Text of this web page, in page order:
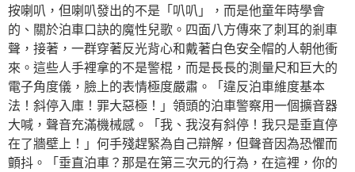
按喇叭，但喇叭發出的不是「叭叭」，而是他童年時學會
的、關於泊車口訣的魔性兒歌。四面八方傳來了刺耳的剎車
聲，接著，一群穿著反光背心和戴著白色安全帽的人朝他衝
來。這些人手裡拿的不是警棍，而是長長的測量尺和巨大的
電子角度儀，臉上的表情極度嚴肅。「違反泊車維度基本
法！斜停入庫！罪大惡極！」領頭的泊車警察用一個擴音器
大喊，聲音充滿機械感。「我、我沒有斜停！我只是垂直停
在了牆壁上！」何手殘趕緊為自己辯解，但聲音因為恐懼而
顫抖。「垂直泊車？那是在第三次元的行為，在這裡，你的